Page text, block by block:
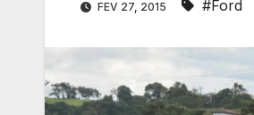
FEV 27, 2015 #Ford